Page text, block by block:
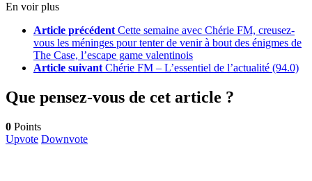
En voir plus
Article précédent Cette semaine avec Chérie FM, creusez-
vous les méninges pour tenter de venir à bout des énigmes de
The Case, l’escape game valentinois
Article suivant Chérie FM – L’essentiel de l’actualité (94.0)
Que pensez-vous de cet article ?
0 Points
Upvote Downvote